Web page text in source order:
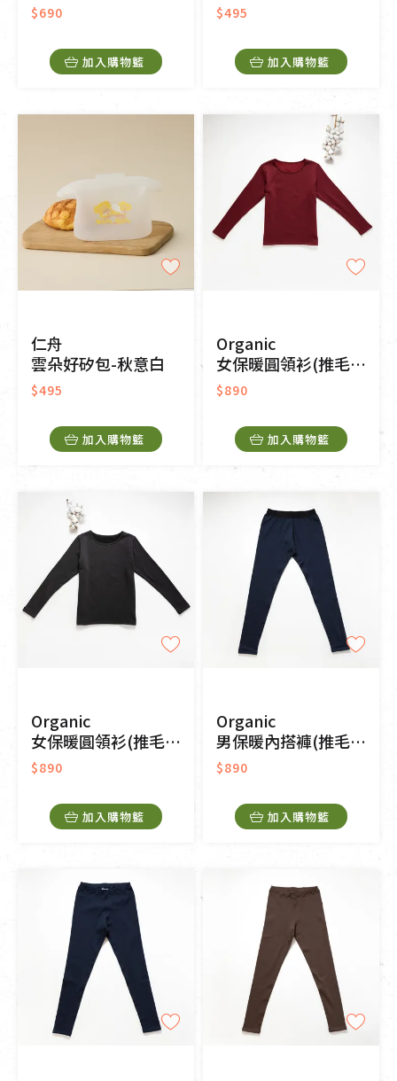
$690
加入購物籃
$495
加入購物籃
仁舟
雲朵好矽包-秋意白
$495
加入購物籃
Organic
女保暖圓領衫(推毛)-暗紅
$890
加入購物籃
Organic
女保暖圓領衫(推毛)-黑色
$890
加入購物籃
Organic
男保暖內搭褲(推毛)-深藍
$890
加入購物籃